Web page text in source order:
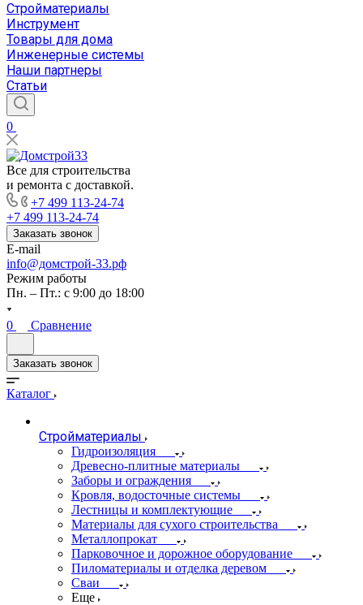
Стройматериалы
Инструмент
Товары для дома
Инженерные системы
Наши партнеры
Статьи
0
Все для строительства
и ремонта с доставкой.
+7 499 113-24-74
+7 499 113-24-74
Заказать звонок
E-mail
info@домстрой-33.рф
Режим работы
Пн. – Пт.: с 9:00 до 18:00
0 Сравнение
Заказать звонок
Каталог
Стройматериалы
Гидроизоляция
Древесно-плитные материалы
Заборы и ограждения
Кровля, водосточные системы
Лестницы и комплектующие
Материалы для сухого строительства
Металлопрокат
Парковочное и дорожное оборудование
Пиломатериалы и отделка деревом
Сваи
Еще